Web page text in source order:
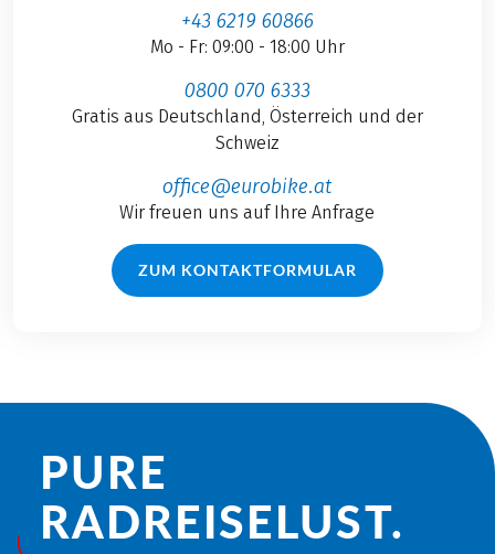
+43 6219 60866
Mo - Fr: 09:00 - 18:00 Uhr
0800 070 6333
Gratis aus Deutschland, Österreich und der
Schweiz
office@eurobike.at
Wir freuen uns auf Ihre Anfrage
ZUM KONTAKTFORMULAR
PURE
RADREISE­LUST.